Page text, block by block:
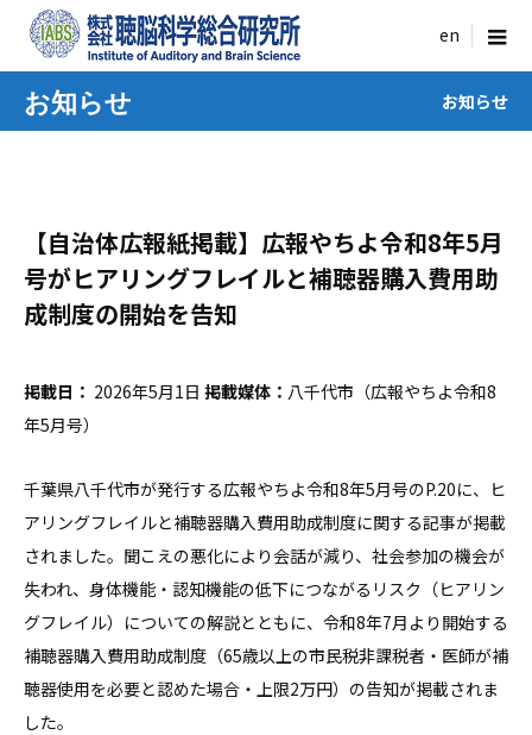
menu
お知らせ お知らせ
【自治体広報紙掲載】広報やちよ令和8年5月
号がヒアリングフレイルと補聴器購入費用助
成制度の開始を告知
掲載日： 2026年5月1日 掲載媒体： 八千代市（広報やちよ令和8
年5月号）
千葉県八千代市が発行する広報やちよ令和8年5月号のP.20に、ヒ
アリングフレイルと補聴器購入費用助成制度に関する記事が掲載
されました。聞こえの悪化により会話が減り、社会参加の機会が
失われ、身体機能・認知機能の低下につながるリスク（ヒアリン
グフレイル）についての解説とともに、令和8年7月より開始する
補聴器購入費用助成制度（65歳以上の市民税非課税者・医師が補
聴器使用を必要と認めた場合・上限2万円）の告知が掲載されま
した。